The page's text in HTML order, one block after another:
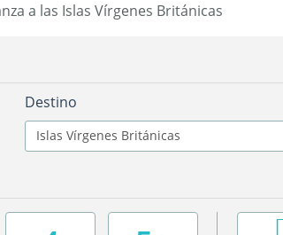
Miembros
a las Islas Vírgenes Británicas
Destino
Islas Vírgenes Británicas